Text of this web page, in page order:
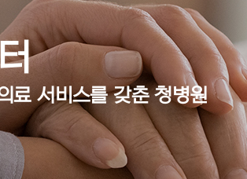
료 서비스를 갖춘 청병원